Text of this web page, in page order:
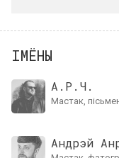
ІМЁНЫ
А.Р.Ч.
Андрэй